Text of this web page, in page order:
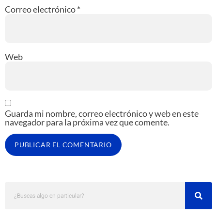
Correo electrónico*
Web
Guarda mi nombre, correo electrónico y web en este
navegador para la próxima vez que comente.